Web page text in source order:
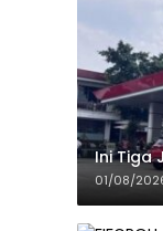
Ini Tiga
01/08/